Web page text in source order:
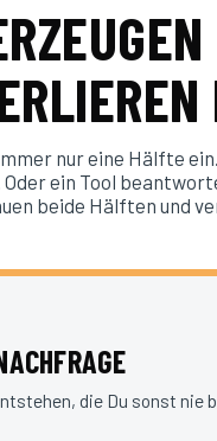
nur eine Hälfte
ein Tool
beide Hälften und
die Du sonst nie